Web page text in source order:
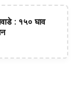
: १५० घाव